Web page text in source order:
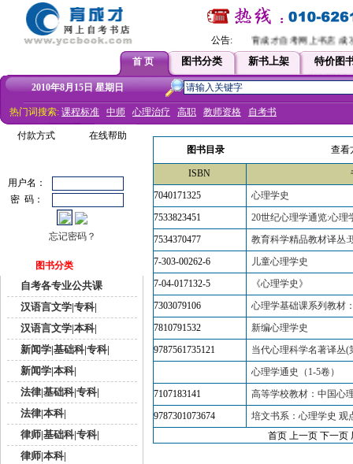
公告:
育成才自考网上书店 成
首 页
图书分类 新书上架 特价图
2010年8月15日 星期日
热门词搜索: 课程标准 中师 心理治疗 高职 教师资格 自考书
付款方式 在线帮助
用户名：
密 码：
忘记密码？
图书分类
自考各专业公共课
汉语言文学|专科|
汉语言文学|本科|
新闻学|基础科|专科|
新闻学|本科|
法律|基础科|专科|
法律|本科|
律师|基础科|专科|
律师|本科|
图书目录 查看
ISBN
7040171325
心理学史
7533823451
20世纪心理学通览:心理
7534370477
教育科学精品教材译丛:
7-303-00262-6
儿童心理学史
7-04-017132-5
《心理学史》
7303079106
心理学基础课系列教材
7810791532
新编心理学史
9787561735121
当代心理科学名著译丛(
心理学通史（1-5卷）
7107183141
高等学校教材：中国心
9787301073674
培文书系：心理学史 观
首页 上一页 下一页